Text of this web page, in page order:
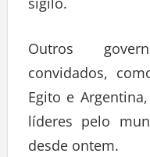
Outros
convidados,
Egito e
líderes pelo
desde ontem.